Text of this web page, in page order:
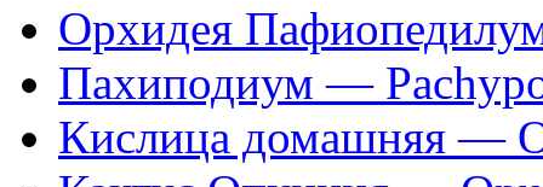
Орхидея
Пахиподиум —
Кислица домашняя —